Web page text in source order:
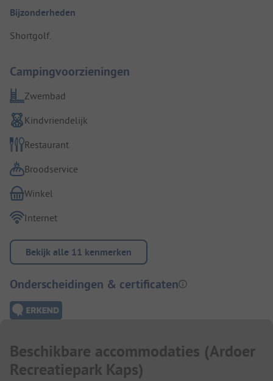
Bijzonderheden
Shortgolf.
Campingvoorzieningen
Zwembad
Kindvriendelijk
Restaurant
Broodservice
Winkel
Internet
Bekijk alle 11 kenmerken
Onderscheidingen & certificaten
Beschikbare accommodaties (Ardoer
Recreatiepark Kaps)